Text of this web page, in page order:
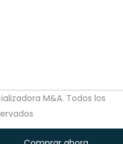
M&A. Todos los